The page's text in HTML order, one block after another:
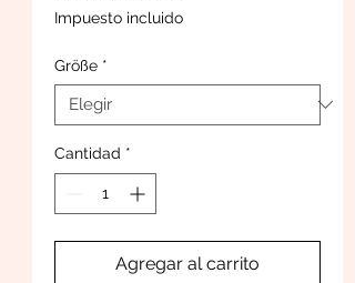
oferta
Impuesto incluido
Größe *
Cantidad *
Agregar al carrito